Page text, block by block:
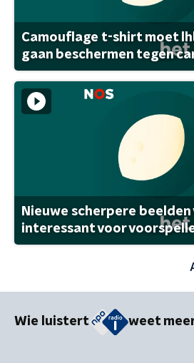
Camouflage t-shirt moet
gaan beschermen tegen
Nieuwe scherpere beelden
interessant voor
Wie luistert weet